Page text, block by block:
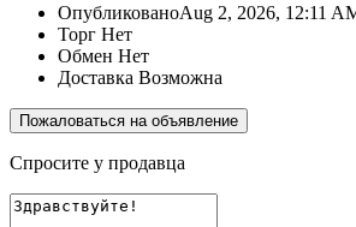
ОпубликованоAug 2, 2026, 12:11
Торг Нет
Обмен Нет
Доставка Возможна
Пожаловаться на объявление
Спросите у продавца